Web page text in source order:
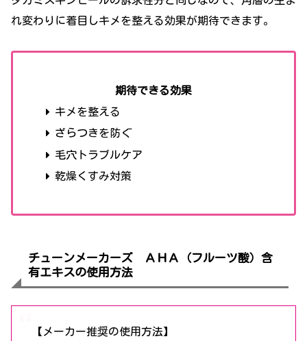
れ変わりに着目しキメを整える効果が期待できます。
期待できる効果
キメを整える
ざらつきを防ぐ
毛穴トラブルケア
乾燥くすみ対策
チューンメーカーズ ＡＨＡ（フルーツ酸）含
有エキスの使用方法
【メーカー推奨の使用方法】